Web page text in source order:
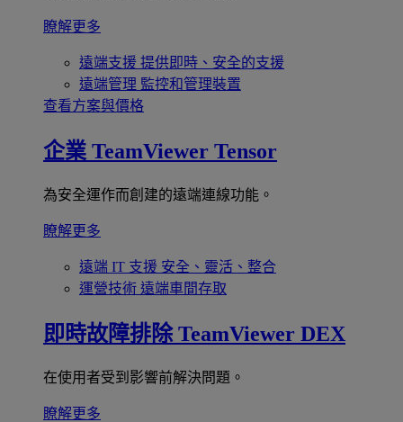
瞭解更多
遠端支援 提供即時、安全的支援
遠端管理 監控和管理裝置
查看方案與價格
企業 TeamViewer Tensor
為安全運作而創建的遠端連線功能。
瞭解更多
遠端 IT 支援 安全、靈活、整合
運營技術 遠端車間存取
即時故障排除 TeamViewer DEX
在使用者受到影響前解決問題。
瞭解更多